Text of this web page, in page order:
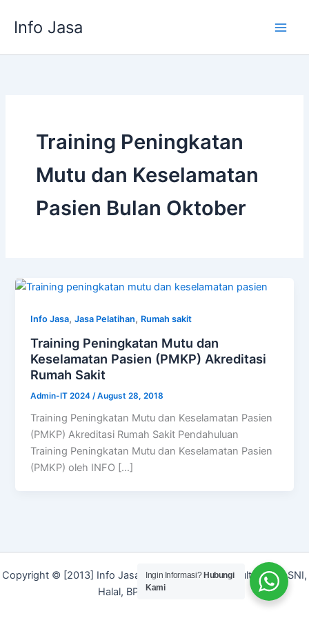
Info Jasa
Training Peningkatan
Mutu dan Keselamatan
Pasien Bulan Oktober
Info Jasa,Jasa Pelatihan, Rumah sakit
Training Peningkatan Mutu dan
Keselamatan Pasien (PMKP) Akreditasi
Rumah Sakit
Admin-IT 2024 /August 28, 2018
Training Peningkatan Mutu dan Keselamatan Pasien
(PMKP) Akreditasi Rumah Sakit Pendahuluan
Training Peningkatan Mutu dan Keselamatan Pasien
(PMKP) oleh INFO […]
Copyright © [2013] Info Jasa | Layanan Jasa Konsultan ISO, SNI,
Halal, BPOM dan Merek]
Ingin Informasi? Hubungi
Kami